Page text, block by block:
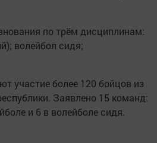
по трём дисциплинам:
волейбол сидя;
участие более 120 бойцов из
Заявлено 15 команд:
и 6 в волейболе сидя.